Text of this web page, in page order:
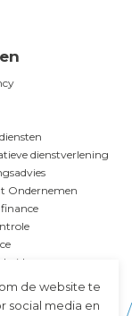
dienstverlening
Ondernemen
de website te
social media en